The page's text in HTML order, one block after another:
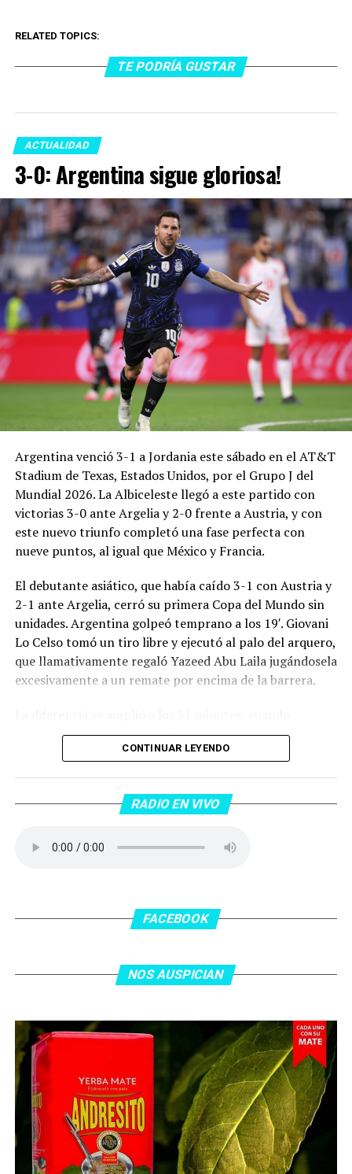
RELATED TOPICS:
TE PODRÍA GUSTAR
ACTUALIDAD
3-0: Argentina sigue gloriosa!
Argentina venció 3-1 a Jordania este sábado en el AT&T
Stadium de Texas, Estados Unidos, por el Grupo J del
Mundial 2026. La Albiceleste llegó a este partido con
victorias 3-0 ante Argelia y 2-0 frente a Austria, y con
este nuevo triunfo completó una fase perfecta con
nueve puntos, al igual que México y Francia.
El debutante asiático, que había caído 3-1 con Austria y
2-1 ante Argelia, cerró su primera Copa del Mundo sin
unidades. Argentina golpeó temprano a los 19′. Giovani
Lo Celso tomó un tiro libre y ejecutó al palo del arquero,
que llamativamente regaló Yazeed Abu Laila jugándosela
excesivamente a un remate por encima de la barrera.
Lautaro Martínez convirtió de penal el 2-0. El Toro
anotó su primer gol en Copas del Mundo, tras no
dentro del área sobre Marcos Senesi, que intentó ir a
una segunda pelota luego de un tiro en el travesaño del
patada en la cara del jugador jordano.
asistencia de Ehsan Haddad, que culminó una gran
minutos, tras un tiro libre donde volvió a responder mal
Fuente:
CONTINUAR LEYENDO
RADIO EN VIVO
FACEBOOK
NOS AUSPICIAN